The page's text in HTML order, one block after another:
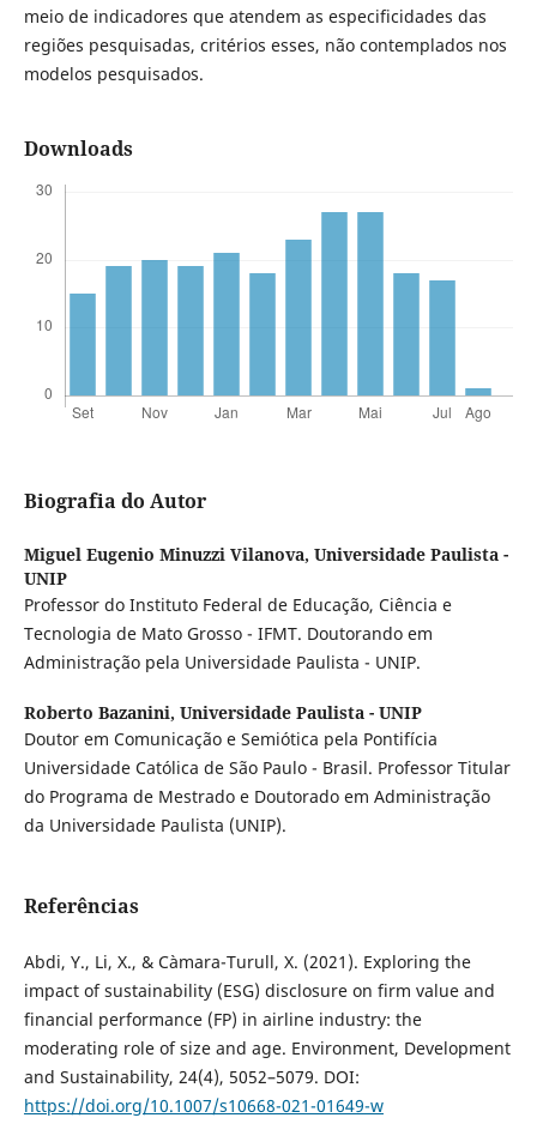
meio de indicadores que atendem as especificidades das
regiões pesquisadas, critérios esses, não contemplados nos
modelos pesquisados.
Downloads
Biografia do Autor
Miguel Eugenio Minuzzi Vilanova, Universidade Paulista -
UNIP
Professor do Instituto Federal de Educação, Ciência e
Tecnologia de Mato Grosso - IFMT. Doutorando em
Administração pela Universidade Paulista - UNIP.
Roberto Bazanini, Universidade Paulista - UNIP
Doutor em Comunicação e Semiótica pela Pontifícia
Universidade Católica de São Paulo - Brasil. Professor Titular
do Programa de Mestrado e Doutorado em Administração
da Universidade Paulista (UNIP).
Referências
Abdi, Y., Li, X., & Càmara-Turull, X. (2021). Exploring the
impact of sustainability (ESG) disclosure on firm value and
financial performance (FP) in airline industry: the
moderating role of size and age. Environment, Development
and Sustainability, 24(4), 5052–5079. DOI:
https://doi.org/10.1007/s10668-021-01649-w